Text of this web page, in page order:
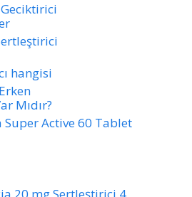
Geciktirici
hangisi
Mıdır?
Super Active 60 Tablet